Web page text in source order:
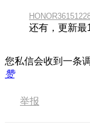
还有，更新最
您私信会收到一条
赞
举报